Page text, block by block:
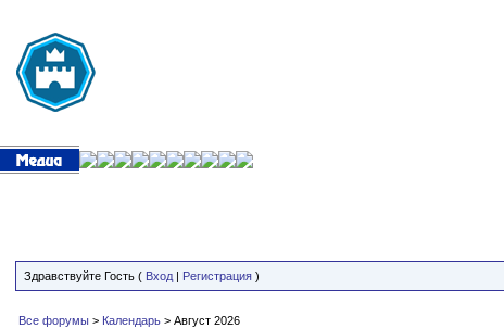
Здравствуйте Гость ( Вход | Регистрация )
Все форумы > Календарь > Август 2026